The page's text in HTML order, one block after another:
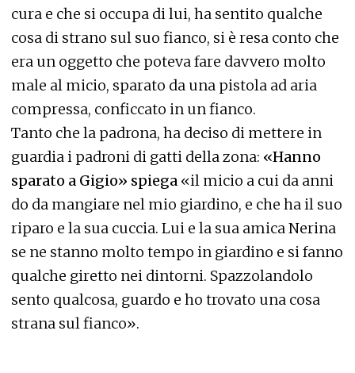
cura e che si occupa di lui, ha sentito qualche
cosa di strano sul suo fianco, si è resa conto che
era un oggetto che poteva fare davvero molto
male al micio, sparato da una pistola ad aria
compressa, conficcato in un fianco.
Tanto che la padrona, ha deciso di mettere in
guardia i padroni di gatti della zona: «Hanno
sparato a Gigio» spiega «il micio a cui da anni
do da mangiare nel mio giardino, e che ha il suo
riparo e la sua cuccia. Lui e la sua amica Nerina
se ne stanno molto tempo in giardino e si fanno
qualche giretto nei dintorni. Spazzolandolo
sento qualcosa, guardo e ho trovato una cosa
strana sul fianco».